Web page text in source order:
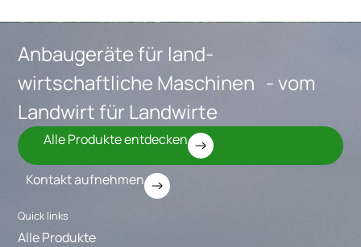
Anbaugeräte für land-
wirtschaftliche Maschinen - vom
Landwirt für Landwirte
Alle Produkte entdecken
Kontakt aufnehmen
Quick links
Alle Produkte